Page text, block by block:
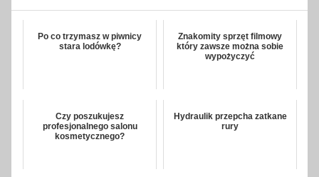
Po co trzymasz w piwnicy
stara lodówkę?
Znakomity sprzęt filmowy
który zawsze można sobie
wypożyczyć
Czy poszukujesz
profesjonalnego salonu
kosmetycznego?
Hydraulik przepcha zatkane
rury